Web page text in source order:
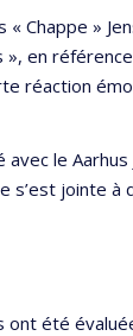
« Chappe »
en
réaction
avec le
s’est jointe à
ont été